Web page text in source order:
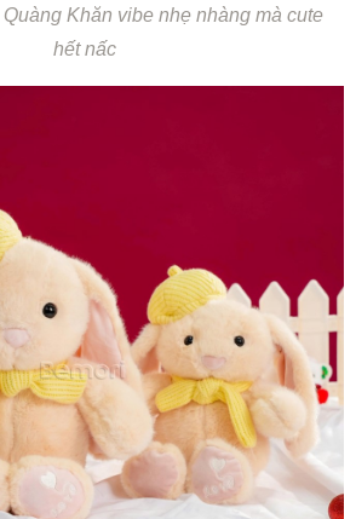
Khăn vibe nhẹ nhàng mà cute
hết nấc